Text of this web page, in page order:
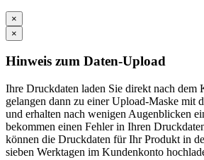
×
×
Hinweis zum Daten-Upload
Ihre Druckdaten laden Sie direkt nach dem
gelangen dann zu einer Upload-Maske mit
und erhalten nach wenigen Augenblicken
bekommen einen Fehler in Ihren
können die Druckdaten für Ihr Produkt in
sieben Werktagen im Kundenkonto